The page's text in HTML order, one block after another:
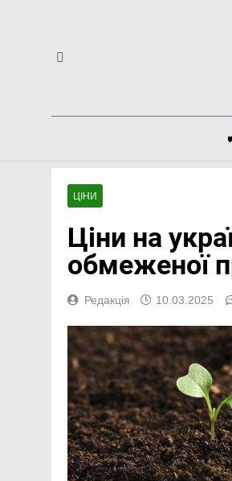
ЦІНИ
Ціни на
обмеженої
Редакція 10.03.2025